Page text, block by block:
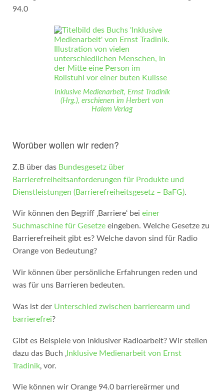
94.0
Inklusive Medienarbeit, Ernst Tradinik
(Hrg.), erschienen im Herbert von
Halem Verlag
Worüber wollen wir reden?
Z.B über das Bundesgesetz über
Barrierefreiheitsanforderungen für Produkte und
Dienstleistungen (Barrierefreiheitsgesetz – BaFG).
Wir können den Begriff ‚Barriere‘ bei einer
Suchmaschine für Gesetzeeingeben. Welche Gesetze zu
Barrierefreiheit gibt es? Welche davon sind für Radio
Orange von Bedeutung?
Wir können über persönliche Erfahrungen reden und
was für uns Barrieren bedeuten.
Was ist der Unterschied zwischen barrierearm und
barrierefrei?
Gibt es Beispiele von inklusiver Radioarbeit? Wir stellen
dazu das Buch ‚Inklusive Medienarbeit von Ernst
Tradinik‚ vor.
Wie können wir Orange 94.0 barriereärmer und